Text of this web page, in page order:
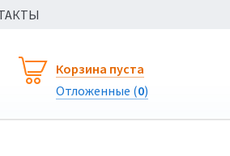
Корзина пуста
Отложенные (0)